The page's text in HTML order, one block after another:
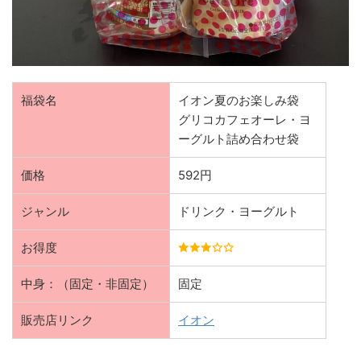
福袋名
イオン夏のお楽しみ袋
グリコカフェオーレ・ヨ
ーグルト詰め合わせ袋
価格 592円
ジャンル ドリンク・ヨーグルト
お得度
中身：（固定・非固定） 固定
販売店リンク イオン